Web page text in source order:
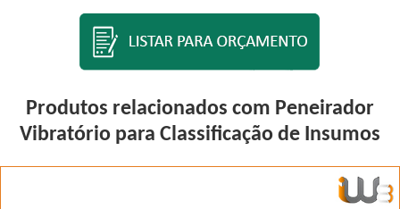
Produtos relacionados com Peneirador
Vibratório para Classificação de Insumos